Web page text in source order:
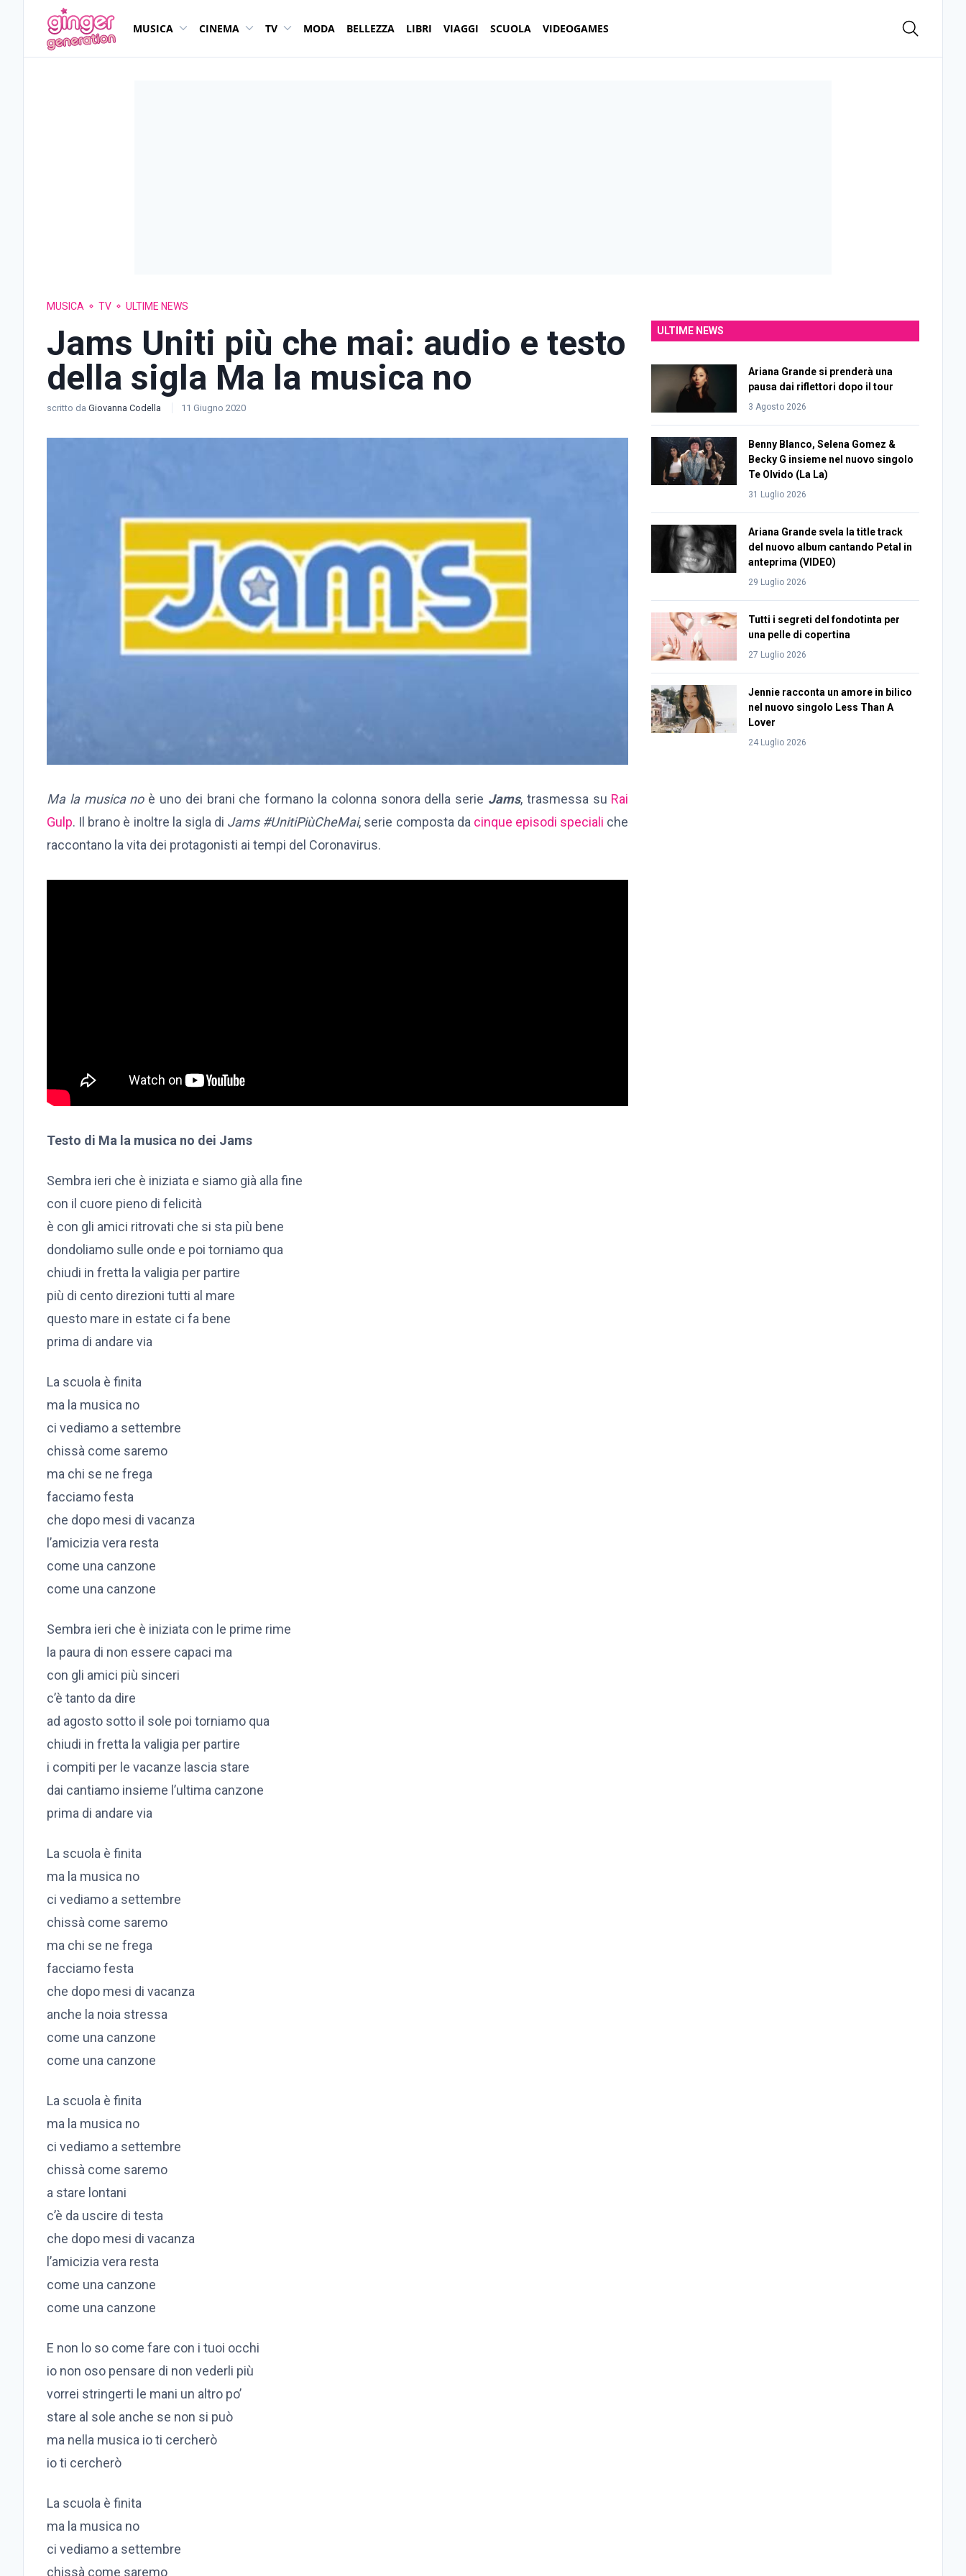
MUSICA CINEMA TV MODA BELLEZZA LIBRI VIAGGI SCUOLA VIDEOGAMES
MUSICA TV ULTIME NEWS
Jams Uniti più che mai: audio e testo
della sigla Ma la musica no
scritto da Giovanna Codella 11 Giugno 2020
Ma la musica noè uno dei brani che formano la colonna sonora della serie Jams, trasmessa su Rai
Gulp. Il brano è inoltre la sigla di Jams #UnitiPiùCheMai, serie composta da cinque episodi speciali che
raccontano la vita dei protagonisti ai tempi del Coronavirus.
Testo di Ma la musica no dei Jams
Sembra ieri che è iniziata e siamo già alla fine
con il cuore pieno di felicità
è con gli amici ritrovati che si sta più bene
dondoliamo sulle onde e poi torniamo qua
chiudi in fretta la valigia per partire
più di cento direzioni tutti al mare
questo mare in estate ci fa bene
prima di andare via
La scuola è finita
ma la musica no
ci vediamo a settembre
chissà come saremo
ma chi se ne frega
facciamo festa
che dopo mesi di vacanza
l’amicizia vera resta
come una canzone
come una canzone
Sembra ieri che è iniziata con le prime rime
la paura di non essere capaci ma
con gli amici più sinceri
c’è tanto da dire
ad agosto sotto il sole poi torniamo qua
chiudi in fretta la valigia per partire
i compiti per le vacanze lascia stare
dai cantiamo insieme l’ultima canzone
prima di andare via
La scuola è finita
ma la musica no
ci vediamo a settembre
chissà come saremo
ma chi se ne frega
facciamo festa
che dopo mesi di vacanza
anche la noia stressa
come una canzone
come una canzone
La scuola è finita
ma la musica no
ci vediamo a settembre
chissà come saremo
a stare lontani
c’è da uscire di testa
che dopo mesi di vacanza
l’amicizia vera resta
come una canzone
come una canzone
E non lo so come fare con i tuoi occhi
io non oso pensare di non vederli più
vorrei stringerti le mani un altro po’
stare al sole anche se non si può
ma nella musica io ti cercherò
io ti cercherò
La scuola è finita
ma la musica no
ci vediamo a settembre
chissà come saremo
ULTIME NEWS
Ariana Grande si prenderà una
pausa dai riflettori dopo il tour
3 Agosto 2026
Benny Blanco, Selena Gomez &
Becky G insieme nel nuovo singolo
Te Olvido (La La)
31 Luglio 2026
Ariana Grande svela la title track
del nuovo album cantando Petal in
anteprima (VIDEO)
29 Luglio 2026
Tutti i segreti del fondotinta per
una pelle di copertina
27 Luglio 2026
Jennie racconta un amore in bilico
nel nuovo singolo Less Than A
Lover
24 Luglio 2026